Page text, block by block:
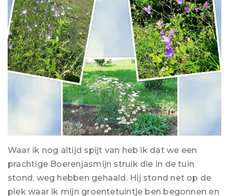
Waar ik nog altijd spijt van heb ik dat we een
prachtige Boerenjasmijn struik die in de tuin
stond, weg hebben gehaald. Hij stond net op de
plek waar ik mijn groentetuintje ben begonnen en